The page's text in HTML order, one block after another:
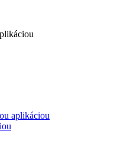
aplikáciou